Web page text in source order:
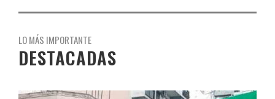
LO MÁS IMPORTANTE
DESTACADAS